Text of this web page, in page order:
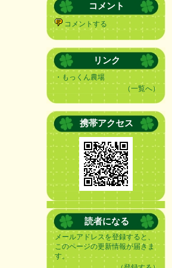
コメント
コメントする
リンク
・ もっくん農場
（一覧へ）
携帯アクセス
読者になる
メールアドレスを登録すると、
このページの更新情報が届きま
す。